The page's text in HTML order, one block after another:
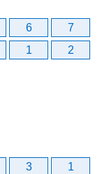
6
7
1
2
3
1